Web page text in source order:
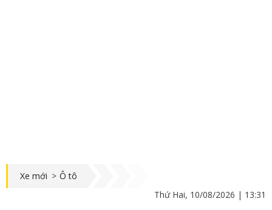
Xe mới > Ô tô
Thứ Hai, 10/08/2026 | 13:31